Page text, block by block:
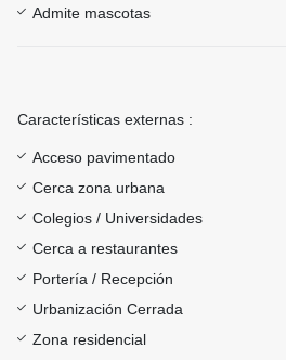
Admite mascotas
Características externas :
Acceso pavimentado
Cerca zona urbana
Colegios / Universidades
Cerca a restaurantes
Portería / Recepción
Urbanización Cerrada
Zona residencial